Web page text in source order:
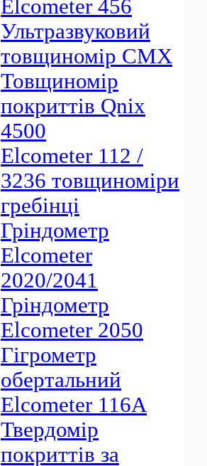
Elcometer 456
Ультразвуковий
товщиномір CMX
Товщиномір
покриттів Qnix
4500
Elcometer 112 /
3236 товщиноміри
гребінці
Гріндометр
Elcometer
2020/2041
Гріндометр
Elcometer 2050
Гігрометр
обертальний
Elcometer 116A
Твердомір
покриттів за